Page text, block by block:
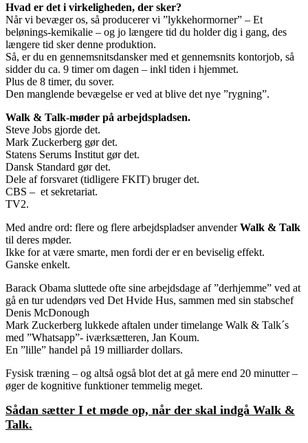
Hvad er det i virkeligheden, der sker?
Når vi bevæger os, så producerer vi ”lykkehormorner” – Et
belønings-kemikalie – og jo længere tid du holder dig i gang, des
længere tid sker denne produktion.
Så, er du en gennemsnitsdansker med et gennemsnits kontorjob, så
sidder du ca. 9 timer om dagen – inkl tiden i hjemmet.
Plus de 8 timer, du sover.
Den manglende bevægelse er ved at blive det nye ”rygning”.
Walk & Talk-møder på arbejdspladsen.
Steve Jobs gjorde det.
Mark Zuckerberg gør det.
Statens Serums Institut gør det.
Dansk Standard gør det.
Dele af forsvaret (tidligere FKIT) bruger det.
CBS – et sekretariat.
TV2.
Med andre ord: flere og flere arbejdspladser anvenderWalk & Talk
til deres møder.
Ikke for at være smarte, men fordi der er en beviselig effekt.
Ganske enkelt.
Barack Obama sluttede ofte sine arbejdsdage af ”derhjemme” ved at
gå en tur udendørs ved Det Hvide Hus, sammen med sin stabschef
Denis McDonough
Mark Zuckerberg lukkede aftalen under timelange Walk & Talk´s
med ”Whatsapp”- iværksætteren, Jan Koum.
En ”lille” handel på 19 milliarder dollars.
Fysisk træning – og altså også blot det at gå mere end 20 minutter –
øger de kognitive funktioner temmelig meget.
Sådan sætter I et møde op, når der skal indgå Walk &
Talk.